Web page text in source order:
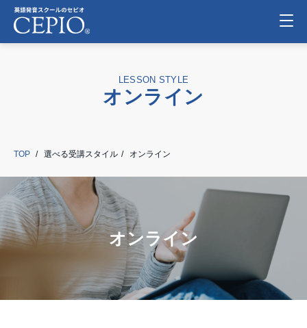
LESSON STYLE
オンライン
TOP 選べる受講スタイル オンライン
オンライン